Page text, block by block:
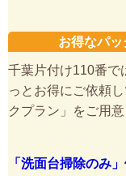
お得なパッ
千葉片付け110番で
っとお得にご依頼
クプラン」をご用意
「洗面台掃除のみ